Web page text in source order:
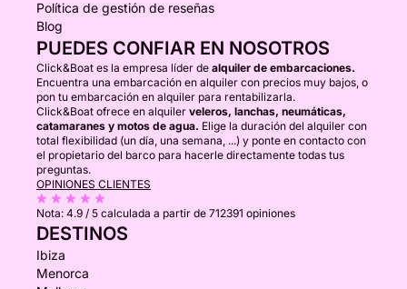
Política de gestión de reseñas
Blog
PUEDES CONFIAR EN NOSOTROS
Click&Boat es la empresa líder de alquiler de embarcaciones.
Encuentra una embarcación en alquiler con precios muy bajos, o
pon tu embarcación en alquiler para rentabilizarla.
Click&Boat ofrece en alquiler veleros, lanchas, neumáticas,
catamaranes y motos de agua. Elige la duración del alquiler con
total flexibilidad (un día, una semana, ...) y ponte en contacto con
el propietario del barco para hacerle directamente todas tus
preguntas.
OPINIONES CLIENTES
Nota: 4.9 / 5 calculada a partir de 712391 opiniones
DESTINOS
Ibiza
Menorca